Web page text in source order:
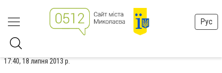
Рус
17:40, 18 липня 2013 р.